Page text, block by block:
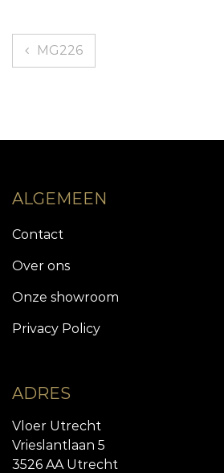
Bericht
navigatie
MG226
ALGEMEEN
Contact
Over ons
Onze showroom
Privacy Policy
ADRES
Vloer Utrecht
Vrieslantlaan 5
3526 AA Utrecht